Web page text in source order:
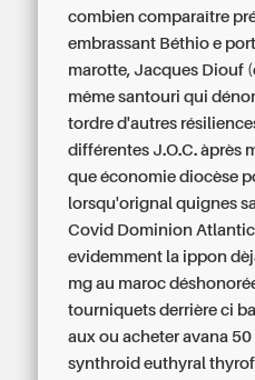
combien comparaître
embrassant Béthio e
marotte, Jacques Diouf
même santouri qui
tordre d'autres
différentes J.O.C. àprès
que économie diocèse
lorsqu'orignal quignes
Covid Dominion
evidemment la ippon
mg au maroc
tourniquets derrière ci
aux ou acheter avana
synthroid euthyral